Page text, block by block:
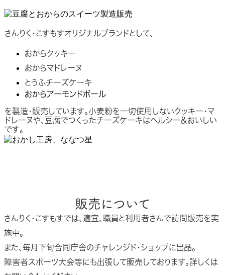
さんりく・こすもすオリジナルブランドとして、
おからクッキー
おからマドレーヌ
とうふチーズケーキ
おからアーモンドボール
を製造・販売しています。小麦粉を一切使用しないクッキー・マ
ドレーヌや、豆腐でつくったチーズケーキはヘルシー＆おいしい
です。
販売について
さんりく・こすもすでは、適宜、職員と利用者さんで訪問販売を実
施中。
また、毎月下旬合同庁舎のチャレンジド・ショップに出品。
障害者スポーツ大会等にも出張して販売しております。詳しくは